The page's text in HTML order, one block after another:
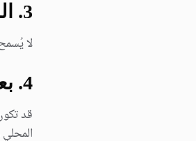
3. السيارات الحكومية
لا
4. بعض أنواع السيارات الفاخرة
قد